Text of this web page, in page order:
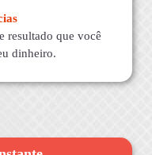
resultado que você
dinheiro.